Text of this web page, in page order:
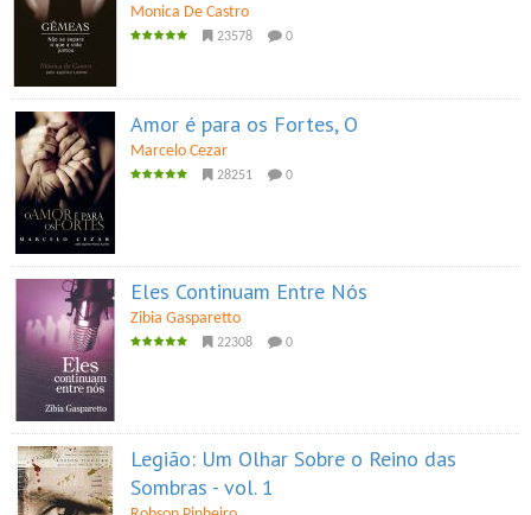
Monica De Castro
23578 0
Amor é para os Fortes, O
Marcelo Cezar
28251 0
Eles Continuam Entre Nós
Zibia Gasparetto
22308 0
Legião: Um Olhar Sobre o Reino das
Sombras - vol. 1